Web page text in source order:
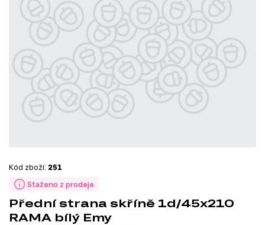
Staženo z prodeje
Kód zboží: 251
Přední strana skříně 1d/45x210
RAMA bílý Emy